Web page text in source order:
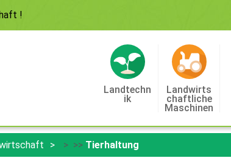
!
Landtechn
Ik
Landwirts
Chaftliche
Maschinen
> >> Tierhaltung